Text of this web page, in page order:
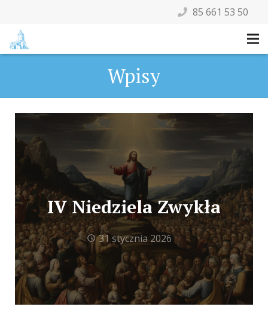
85 661 53 50
Wpisy
IV Niedziela Zwykła
31 stycznia 2026